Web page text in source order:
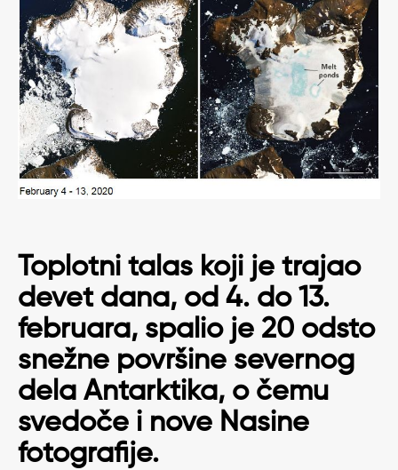
Toplotni talas koji je trajao
devet dana, od 4. do 13.
februara, spalio je 20 odsto
snežne površine severnog
dela Antarktika, o čemu
svedoče i nove Nasine
fotografije.